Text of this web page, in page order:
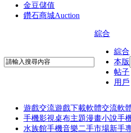
金豆儲值
鑽石商城Auction
綜合
綜合
本版
帖子
用戶
遊戲交流遊戲下載軟體交流軟
手機影視桌布主題漫畫小說手
水族館手機音樂二手市場新手